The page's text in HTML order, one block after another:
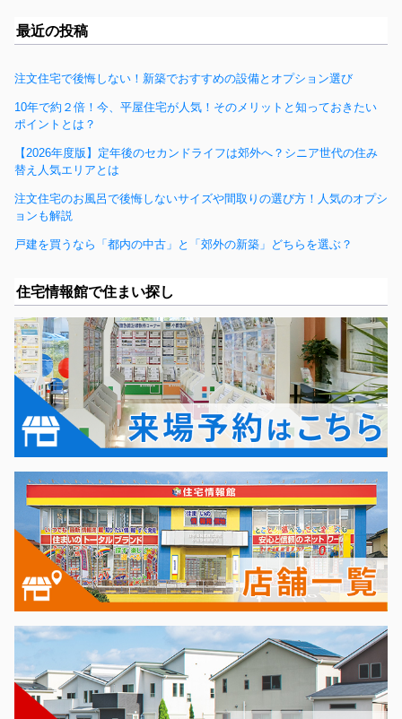
最近の投稿
注文住宅で後悔しない！新築でおすすめの設備とオプション選び
10年で約２倍！今、平屋住宅が人気！そのメリットと知っておきたい
ポイントとは？
【2026年度版】定年後のセカンドライフは郊外へ？シニア世代の住み
替え人気エリアとは
注文住宅のお風呂で後悔しないサイズや間取りの選び方！人気のオプシ
ョンも解説
戸建を買うなら「都内の中古」と「郊外の新築」どちらを選ぶ？
住宅情報館で住まい探し